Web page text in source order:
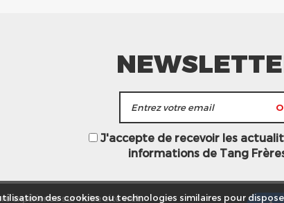
J'accepte de recevoir les
informations de Tang
des cookies ou technologies similaires pour
expérience sur notre site web.